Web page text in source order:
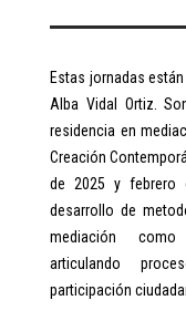
Estas jornadas
Alba Vidal Ortiz.
residencia en
Creación
de 2025 y febrero
desarrollo de
mediación como
articulando
participación